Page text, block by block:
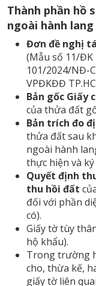
Thành phần hồ
ngoài hành
Đơn đề nghị
(Mẫu số 11/
101/2024/NĐ-
VPĐKĐĐ
Bản gốc Giấy
của thửa đất
Bản trích đo
thửa đất sau
ngoài hành
thực hiện và ký
Quyết định
thu hồi đất
đối với phần
có).
Giấy tờ tùy
hộ khẩu).
Trong trường
cho, thừa kế,
giấy tờ liên